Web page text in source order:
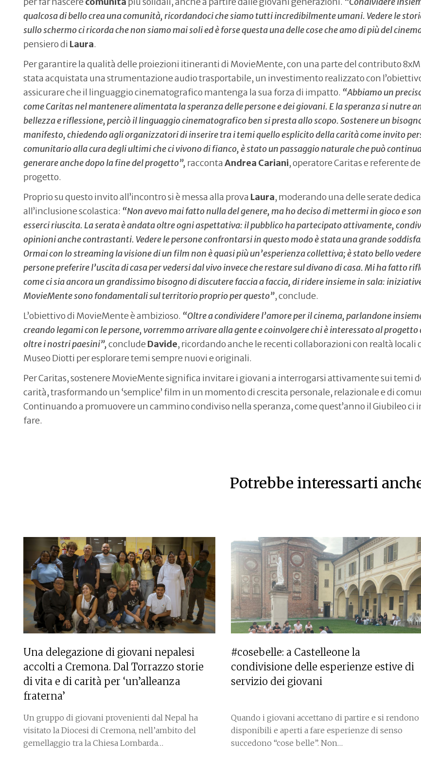
qualcosa di bello crea una comunità, ricordandoci che siamo tutti incredibilmente umani. Vedere le
sullo schermo ci ricorda che non siamo mai soli ed è forse questa una delle cose che amo di più del
pensiero di Laura.
Per garantire la qualità delle proiezioni itineranti di MovieMente, con una parte del contributo
stata acquistata una strumentazione audio trasportabile, un investimento realizzato con
assicurare che il linguaggio cinematografico mantenga la sua forza di impatto. “Abbiamo un
come Caritas nel mantenere alimentata la speranza delle persone e dei giovani. E la speranza si nutre
bellezza e riflessione, perciò il linguaggio cinematografico ben si presta allo scopo. Sostenere un
manifesto, chiedendo agli organizzatori di inserire tra i temi quello esplicito della carità come invito
comunitario alla cura degli ultimi che ci vivono di fianco, è stato un passaggio naturale che può
generare anche dopo la fine del progetto”, raccontaAndrea Cariani, operatore Caritas e referente
progetto.
Proprio su questo invito all’incontro si è messa alla prova Laura, moderando una delle serate
all’inclusione scolastica: “Non avevo mai fatto nulla del genere, ma ho deciso di mettermi in gioco e
esserci riuscita. La serata è andata oltre ogni aspettativa: il pubblico ha partecipato attivamente,
opinioni anche contrastanti. Vedere le persone confrontarsi in questo modo è stata una grande
Ormai con lo streaming la visione di un film non è quasi più un’esperienza collettiva; è stato bello
persone preferire l’uscita di casa per vedersi dal vivo invece che restare sul divano di casa. Mi ha fatto
come ci sia ancora un grandissimo bisogno di discutere faccia a faccia, di ridere insieme in sala:
MovieMente sono fondamentali sul territorio proprio per questo”, conclude.
L’obiettivo di MovieMente è ambizioso. “Oltre a condividere l’amore per il cinema, parlandone
creando legami con le persone, vorremmo arrivare alla gente e coinvolgere chi è interessato al progetto
oltre i nostri paesini”,concludeDavide, ricordando anche le recenti collaborazioni con realtà locali
Museo Diotti per esplorare temi sempre nuovi e originali.
Per Caritas, sostenere MovieMente significa invitare i giovani a interrogarsi attivamente sui temi
carità, trasformando un ‘semplice’ film in un momento di crescita personale, relazionale e di
Continuando a promuovere un cammino condiviso nella speranza, come quest’anno il Giubileo ci
fare.
Potrebbe interessarti
Una delegazione di giovani nepalesi
accolti a Cremona. Dal Torrazzo storie
di vita e di carità per ‘un’alleanza
fraterna’
Un gruppo di giovani provenienti dal Nepal ha
visitato la Diocesi di Cremona, nell’ambito del
gemellaggio tra la Chiesa Lombarda…
#cosebelle: a Castelleone la
condivisione delle esperienze estive di
servizio dei giovani
Quando i giovani accettano di partire e si rendono
disponibili e aperti a fare esperienze di senso
succedono “cose belle”. Non…